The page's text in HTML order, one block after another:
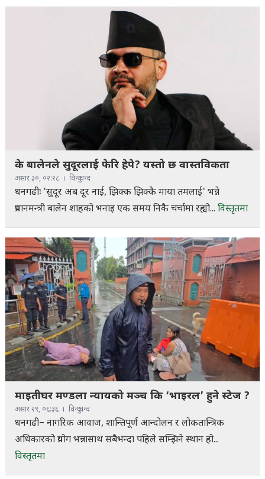
के बालेनले सुदूरलाई फेरि हेपे? यस्तो छ वास्तविकता
असार ३०, ०२:२८ विन्दु चन्द
धनगढीः 'सुदूर अब दूर नाई, झिक्क झिक्कै माया तमलाई' भन्ने
प्रधानमन्त्री बालेन शाहको भनाइ एक समय निकै चर्चामा रह्यो... विस्तृतमा
माइतीघर मण्डला न्यायको मञ्च कि ‘भाइरल’ हुने स्टेज ?
असार २९, ०६:३६ विन्दु चन्द
धनगढी– नागरिक आवाज, शान्तिपूर्ण आन्दोलन र लोकतान्त्रिक
अधिकारको प्रयोग भन्नासाथ सबैभन्दा पहिले सम्झिने स्थान हो...
विस्तृतमा